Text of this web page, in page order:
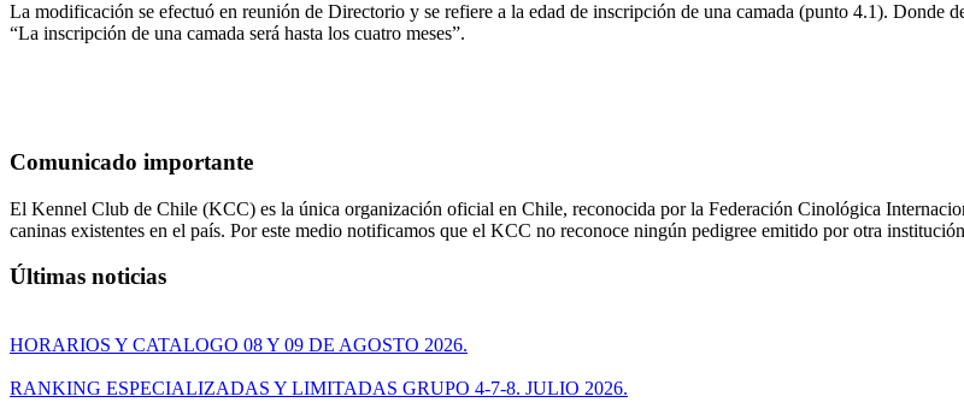
La modificación se efectuó en reunión de Directorio y se refiere a la edad de inscripción de una camada (punto 4.1). Donde
“La inscripción de una camada será hasta los cuatro meses”.
Comunicado importante
El Kennel Club de Chile (KCC) es la única organización oficial en Chile, reconocida por la Federación Cinológica
caninas existentes en el país. Por este medio notificamos que el KCC no reconoce ningún pedigree emitido por otra
Últimas noticias
HORARIOS Y CATALOGO 08 Y 09 DE AGOSTO 2026.
RANKING ESPECIALIZADAS Y LIMITADAS GRUPO 4-7-8. JULIO 2026.